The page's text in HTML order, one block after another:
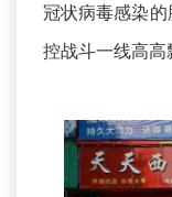
冠状病毒感染
控战斗一线高高